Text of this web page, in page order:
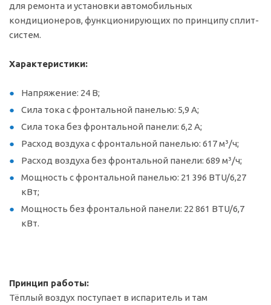
для ремонта и установки автомобильных
кондиционеров, функционирующих по принципу сплит-
систем.
Характеристики:
Напряжение: 24 В;
Сила тока с фронтальной панелью: 5,9 А;
Сила тока без фронтальной панели: 6,2 А;
Расход воздуха с фронтальной панелью: 617 м³/ч;
Расход воздуха без фронтальной панели: 689 м³/ч;
Мощность с фронтальной панелью: 21 396 BTU/6,27
кВт;
Мощность без фронтальной панели: 22 861 BTU/6,7
кВт.
Принцип работы:
Тёплый воздух поступает в испаритель и там